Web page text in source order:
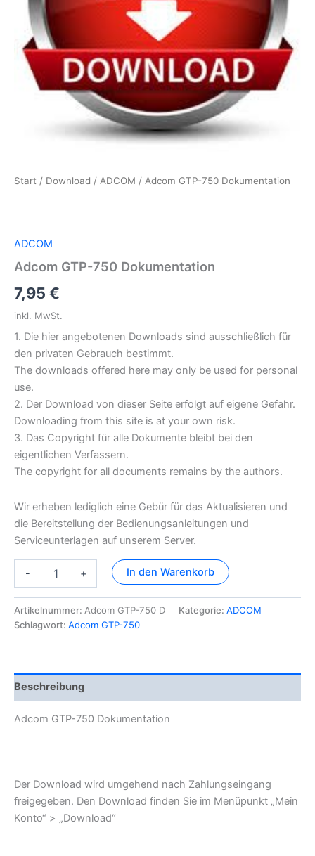
Start / Download / ADCOM / Adcom GTP-750 Dokumentation
ADCOM
Adcom GTP-750 Dokumentation
7,95 €
inkl. MwSt.
1. Die hier angebotenen Downloads sind ausschließlich für
den privaten Gebrauch bestimmt.
The downloads offered here may only be used for personal
use.
2. Der Download von dieser Seite erfolgt auf eigene Gefahr.
Downloading from this site is at your own risk.
3. Das Copyright für alle Dokumente bleibt bei den
eigentlichen Verfassern.
The copyright for all documents remains by the authors.
Wir erheben lediglich eine Gebür für das Aktualisieren und
die Bereitstellung der Bedienungsanleitungen und
Serviceunterlagen auf unserem Server.
-
Dokumentation
Menge
+ In den Warenkorb
Artikelnummer: Adcom GTP-750 D Kategorie: ADCOM
Schlagwort: Adcom GTP-750
Beschreibung
Adcom GTP-750 Dokumentation
Der Download wird umgehend nach Zahlungseingang
freigegeben. Den Download finden Sie im Menüpunkt „Mein
Konto“ > „Download“